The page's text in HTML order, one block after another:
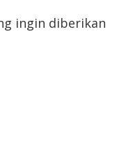
ingin diberikan